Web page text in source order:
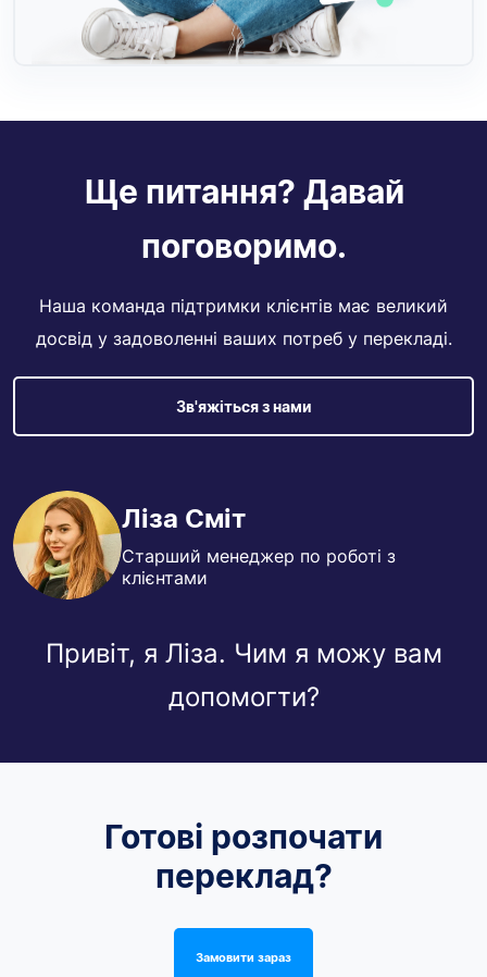
Ще питання? Давай
поговоримо.
Наша команда підтримки клієнтів має великий
досвід у задоволенні ваших потреб у перекладі.
Зв'яжіться з нами
Ліза Сміт
Старший менеджер по роботі з
клієнтами
Привіт, я Ліза. Чим я можу вам
допомогти?
Готові розпочати
переклад?
Замовити зараз